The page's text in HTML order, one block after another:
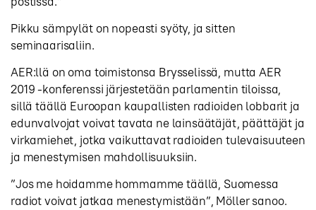
Pikku sämpylät on nopeasti syöty, ja sitten
seminaarisaliin.
AER:llä on oma toimistonsa Brysselissä, mutta AER
2019 -konferenssi järjestetään parlamentin tiloissa,
sillä täällä Euroopan kaupallisten radioiden lobbarit ja
edunvalvojat voivat tavata ne lainsäätäjät, päättäjät ja
virkamiehet, jotka vaikuttavat radioiden tulevaisuuteen
ja menestymisen mahdollisuuksiin.
”Jos me hoidamme hommamme täällä, Suomessa
radiot voivat jatkaa menestymistään”, Möller sanoo.